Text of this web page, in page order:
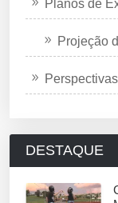
Planos de
Projeção
DESTAQUE